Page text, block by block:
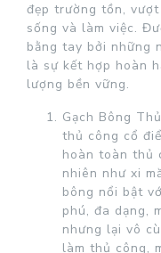
đẹp trường tồn,
sống và làm việc.
bằng tay bởi những
là sự kết hợp hoàn
lượng bền vững.
Gạch Bông
thủ công cổ
hoàn toàn thủ
nhiên như xi
bông nổi bật
phú, đa dạng,
nhưng lại vô
làm thủ công,